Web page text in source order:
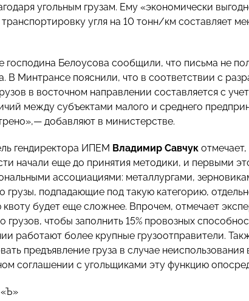
угольным грузам. Ему «экономически
угля на 10 тонн/км составляет
господина Белоусова сообщили, что письма не
В Минтрансе пояснили, что в соответствии с
в восточном направлении составляется с
между субъектами малого и среднего
добавляют в министерстве.
гендиректора ИПЕМ Владимир Савчук
начали еще до принятия методики, и первыми
ассоциациями: металлургами,
грузы, подпадающие под такую категорию,
квоту будет еще сложнее. Впрочем, отмечает
грузов, чтобы заполнить 15% провозных
работают более крупные грузоотправители.
предъявление груза в случае
соглашении с угольщиками эту функцию
«Ъ»